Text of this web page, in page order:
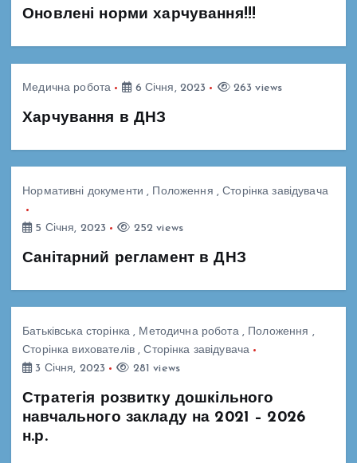
Оновлені норми харчування!!!
Медична робота 6 Січня, 2023 263 views
Харчування в ДНЗ
Нормативні документи , Положення ,Сторінка завідувача
5 Січня, 2023 252 views
Санітарний регламент в ДНЗ
Батьківська сторінка, Методична робота, Положення ,
Сторінка вихователів,Сторінка завідувача
3 Січня, 2023
281 views
Стратегія розвитку дошкільного
навчального закладу на 2021 – 2026
н.р.